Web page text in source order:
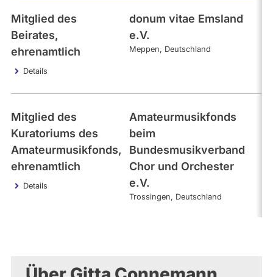
Mitglied des
Beirates,
ehrenamtlich
Details
donum vitae Emsland
e.V.
Meppen Deutschland
Mitglied des
Kuratoriums des
Amateurmusikfonds,
ehrenamtlich
Details
Amateurmusikfonds
beim
Bundesmusikverband
Chor und Orchester
e.V.
Trossingen Deutschland